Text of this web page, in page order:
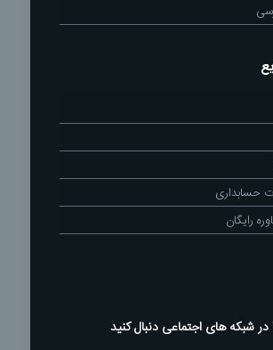
حسابداری
رایگان
در شبکه های اجتماعی دنبال کنید